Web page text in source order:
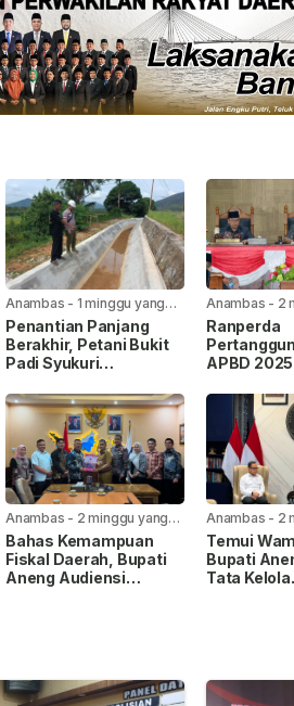
Anambas - 1 minggu yang
lalu
Penantian Panjang
Berakhir, Petani Bukit
Padi Syukuri
Irigasi Mulai Dikerjakan
Anambas - 2
lalu
Ranperda
APBD
Bupati
Anambas - 2 minggu yang
lalu
Bahas Kemampuan
Fiskal Daerah, Bupati
Aneng Audiensi
Anambas - 2
lalu
Temui
Bupati
Tata Kelola